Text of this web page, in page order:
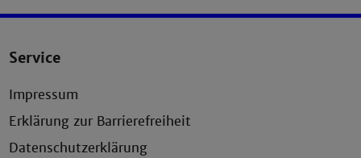
Service
Impressum
Erklärung zur Barrierefreiheit
Datenschutzerklärung